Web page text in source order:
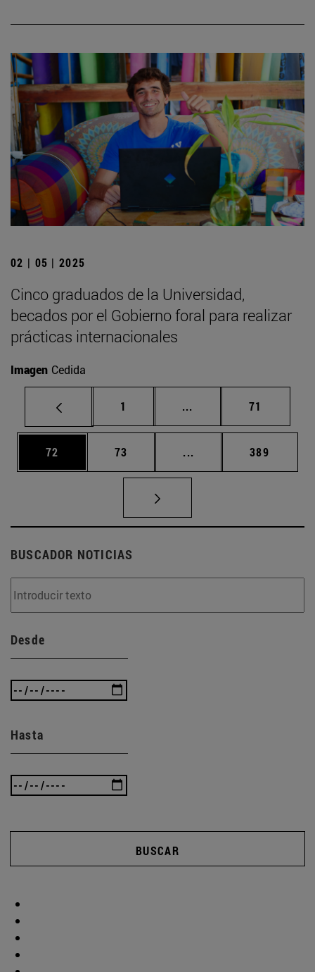
02 | 05 | 2025
Cinco graduados de la Universidad,
becados por el Gobierno foral para realizar
prácticas internacionales
Imagen Cedida
Página
1 ... Páginas intermedias
Página
71
Página
72 Página
73 ... Páginas intermedias
Página
389
BUSCADOR NOTICIAS
Desde
Hasta
BUSCAR